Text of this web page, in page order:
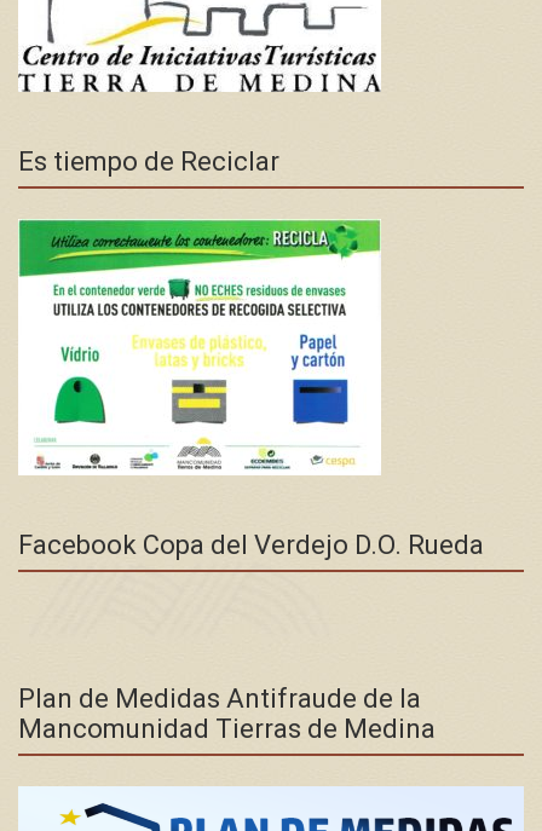
Es tiempo de Reciclar
Facebook Copa del Verdejo D.O. Rueda
Plan de Medidas Antifraude de la
Mancomunidad Tierras de Medina